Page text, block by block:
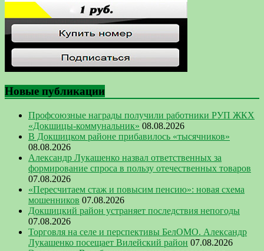
Новые публикации
Профсоюзные награды получили работники РУП ЖКХ
«Докшицы-коммунальник» 08.08.2026
В Докшицком районе прибавилось «тысячников»
08.08.2026
Александр Лукашенко назвал ответственных за
формирование спроса в пользу отечественных товаров
07.08.2026
«Пересчитаем стаж и повысим пенсию»: новая схема
мошенников 07.08.2026
Докшицкий район устраняет последствия непогоды
07.08.2026
Торговля на селе и перспективы БелОМО. Александр
Лукашенко посещает Вилейский район 07.08.2026